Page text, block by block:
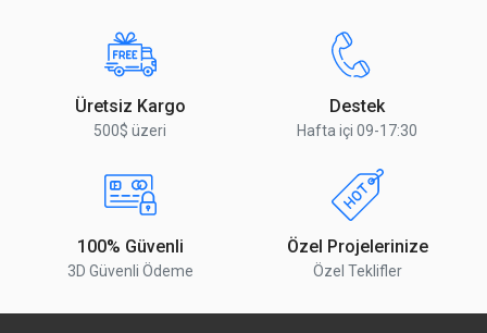
Üretsiz Kargo
500$ üzeri
Destek
Hafta içi 09-17:30
100% Güvenli
3D Güvenli Ödeme
Özel Projelerinize
Özel Teklifler